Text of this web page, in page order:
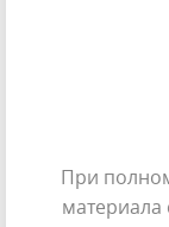
При
материала